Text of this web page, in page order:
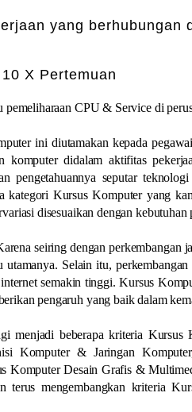
yang berhubungan
X Pertemuan
CPU & Service di
ini diutamakan kepada
komputer didalam aktifitas
pengetahuannya seputar
kategori Kursus Komputer yang
disesuaikan dengan kebutuhan
seiring dengan perkembangan
Selain itu,
semakin tinggi. Kursus
pengaruh yang baik dalam
menjadi beberapa kriteria Kursus
Komputer & Jaringan
Komputer Desain Grafis &
terus mengembangkan kriteria